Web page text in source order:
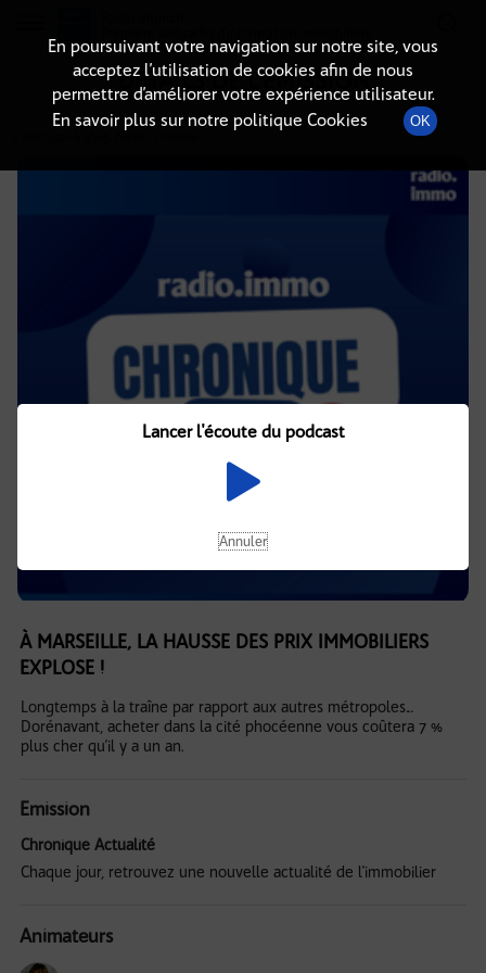
DÉTAILS DE L'ÉMISSION
À MARSEILLE, LA HAUSSE DES PRIX IMMOBILIERS
EXPLOSE !
Longtemps à la traîne par rapport aux autres métropoles…
Dorénavant, acheter dans la cité phocéenne vous coûtera 7 %
plus cher qu’il y a un an.
Emission
Chronique Actualité
Chaque jour, retrouvez une nouvelle actualité de l'immobilier
Animateurs
En poursuivant votre navigation sur notre site, vous
acceptez l’utilisation de cookies afin de nous
permettre d’améliorer votre expérience utilisateur.
En savoir plus sur notre politique Cookies
OK
Lancer l'écoute du podcast
Annuler